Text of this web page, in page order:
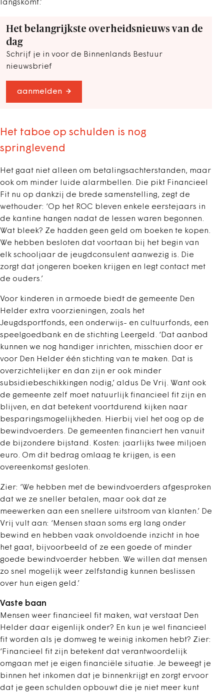
langskomt.’
Het belangrijkste overheidsnieuws van de
dag
Schrijf je in voor de Binnenlands Bestuur
nieuwsbrief
aanmelden
Het taboe op schulden is nog
springlevend
Het gaat niet alleen om betalingsachterstanden, maar
ook om minder luide alarmbellen. Die pikt Financieel
Fit nu op dankzij de brede samenstelling, zegt de
wethouder: ‘Op het ROC bleven enkele eerstejaars in
de kantine hangen nadat de lessen waren begonnen.
Wat bleek? Ze hadden geen geld om boeken te kopen.
We hebben besloten dat voortaan bij het begin van
elk schooljaar de jeugdconsulent aanwezig is. Die
zorgt dat jongeren boeken krijgen en legt contact met
de ouders.’
Voor kinderen in armoede biedt de gemeente Den
Helder extra voorzieningen, zoals het
Jeugdsportfonds, een onderwijs- en cultuurfonds, een
speelgoedbank en de stichting Leergeld. ‘Dat aanbod
kunnen we nog handiger inrichten, misschien door er
voor Den Helder één stichting van te maken. Dat is
overzichtelijker en dan zijn er ook minder
subsidiebeschikkingen nodig,’ aldus De Vrij. Want ook
de gemeente zelf moet natuurlijk financieel fit zijn en
blijven, en dat betekent voortdurend kijken naar
besparingsmogelijkheden. Hierbij viel het oog op de
bewindvoerders. De gemeenten financiert hen vanuit
de bijzondere bijstand. Kosten: jaarlijks twee miljoen
euro. Om dit bedrag omlaag te krijgen, is een
overeenkomst gesloten.
Zier: ‘We hebben met de bewindvoerders afgesproken
dat we ze sneller betalen, maar ook dat ze
meewerken aan een snellere uitstroom van klanten.’ De
Vrij vult aan: ‘Mensen staan soms erg lang onder
bewind en hebben vaak onvoldoende inzicht in hoe
het gaat, bijvoorbeeld of ze een goede of minder
goede bewindvoerder hebben. We willen dat mensen
zo snel mogelijk weer zelfstandig kunnen beslissen
over hun eigen geld.’
Vaste baan
Mensen weer financieel fit maken, wat verstaat Den
Helder daar eigenlijk onder? En kun je wel financieel
fit worden als je domweg te weinig inkomen hebt? Zier:
‘Financieel fit zijn betekent dat verantwoordelijk
omgaan met je eigen financiële situatie. Je beweegt je
binnen het inkomen dat je binnenkrijgt en zorgt ervoor
dat je geen schulden opbouwt die je niet meer kunt